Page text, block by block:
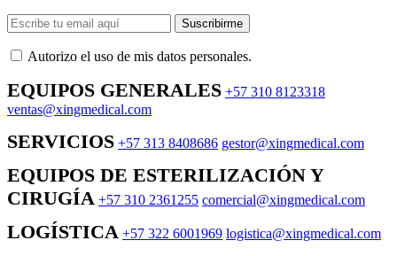
Suscribirme
Autorizo ​​el uso de mis datos personales.
EQUIPOS GENERALES +57 310 8123318
ventas@xingmedical.com
SERVICIOS +57 313 8408686 gestor@xingmedical.com
EQUIPOS DE ESTERILIZACIÓN Y
CIRUGÍA +57 310 2361255 comercial@xingmedical.com
LOGÍSTICA +57 322 6001969 logistica@xingmedical.com